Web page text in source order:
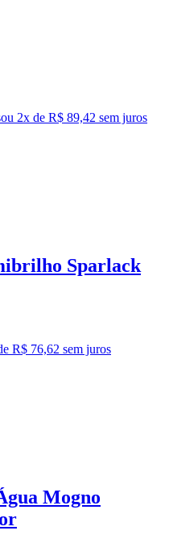
ou 2x de R$ 89,42 sem juros
Sparlack
R$ 76,62 sem juros
Mogno